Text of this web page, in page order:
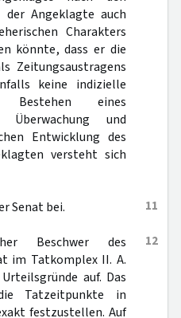
der Angeklagte auch
Charakters
könnte, dass er die
Zeitungsaustragens
keine indizielle
eines
Überwachung und
Entwicklung des
versteht sich
11
Senat bei.
12
Beschwer des
im Tatkomplex II. A.
auf. Das
Tatzeitpunkte in
festzustellen. Auf